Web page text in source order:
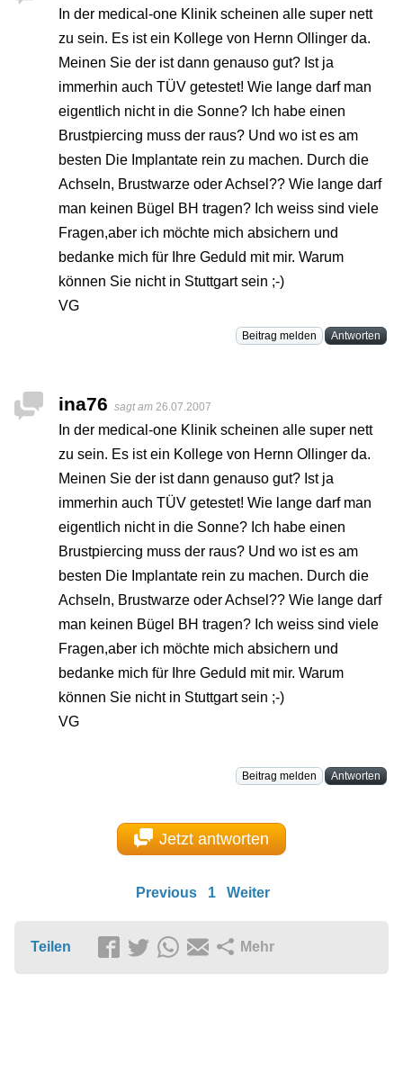
In der medical-one Klinik scheinen alle super nett
zu sein. Es ist ein Kollege von Hernn Ollinger da.
Meinen Sie der ist dann genauso gut? Ist ja
immerhin auch TÜV getestet! Wie lange darf man
eigentlich nicht in die Sonne? Ich habe einen
Brustpiercing muss der raus? Und wo ist es am
besten Die Implantate rein zu machen. Durch die
Achseln, Brustwarze oder Achsel?? Wie lange darf
man keinen Bügel BH tragen? Ich weiss sind viele
Fragen,aber ich möchte mich absichern und
bedanke mich für Ihre Geduld mit mir. Warum
können Sie nicht in Stuttgart sein ;-)
VG
Beitrag melden Antworten
ina76 sagt am 26.07.2007
In der medical-one Klinik scheinen alle super nett
zu sein. Es ist ein Kollege von Hernn Ollinger da.
Meinen Sie der ist dann genauso gut? Ist ja
immerhin auch TÜV getestet! Wie lange darf man
eigentlich nicht in die Sonne? Ich habe einen
Brustpiercing muss der raus? Und wo ist es am
besten Die Implantate rein zu machen. Durch die
Achseln, Brustwarze oder Achsel?? Wie lange darf
man keinen Bügel BH tragen? Ich weiss sind viele
Fragen,aber ich möchte mich absichern und
bedanke mich für Ihre Geduld mit mir. Warum
können Sie nicht in Stuttgart sein ;-)
VG
Beitrag melden Antworten
Jetzt antworten
Previous 1 Weiter
Teilen Mehr